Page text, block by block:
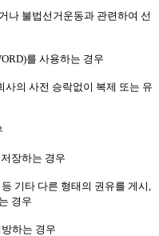
나 불법선거운동과 관련하여 선
를 사용하는 경우
의 사전 승락없이 복제 또는 유
장하는 경우
기타 다른 형태의 권유를 게시,
경우
하는 경우